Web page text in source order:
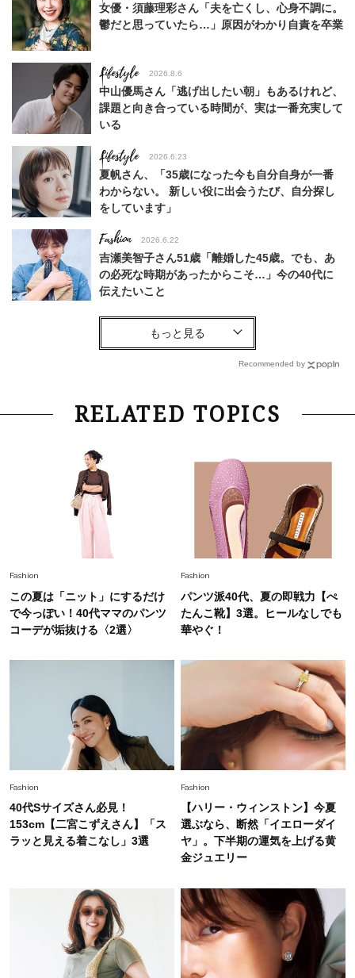
女優・須藤理彩さん「夫を亡くし、心身不調に。
鬱だと思っていたら…」原因がわかり自責を卒業
Lifestyle 2026.8.6
中山優馬さん「逃げ出したい朝」もあるけれど、
課題と向き合っている時間が、実は一番充実して
いる
Lifestyle 2026.6.23
夏帆さん、「35歳になった今も自分自身が一番
わからない。 新しい役に出会うたび、自分探し
をしています」
Fashion 2026.6.22
吉瀬美智子さん51歳「離婚した45歳。でも、あ
の必死な時期があったからこそ…」今の40代に
伝えたいこと
Fashion
【40代コンサバ派】白Tシャツは「パール×ゴー
Lifestyle 2026.7.29
「お若いですね」は褒め言葉？“若い＝美しい”と
ーレス連載22】
Lifestyle
26年夏の【開運アクション】は”ひと拭き”習
慣！「金運アップ→トイレ、じゃあ底上げ運
中村ゆりさん「40代になり、やっと“仕事以外の
幸福感”に目が向いた」ライフスタイルも、服も
Fashion
白黒でもこんなに華やぐ！40代、夏の「甘めト
Fashion 2026.5.29
40代の夏通勤はこれ１着！「きちんと感」も
「オシャレ」も整うトレンドトップス〈4選〉
Fashion 2026.5.29
今、40代の「メガネ＆サングラス」のトレンド
に更新あり！“黒ぶち以外”が新定番に
Fashion
オシャレ40代の【ワンピ＆オールインワン】最
旬着こなし3選。地味見え回避のコツは「バッグ
選び」！
Recommended by
RELATED TOPICS
Fashion
この夏は「ニット」にするだけ
で今っぽい！40代ママのパンツ
コーデが垢抜ける〈2選〉
Fashion
パンツ派40代、夏の即戦力【ぺ
たんこ靴】3選。ヒールなしでも
華やぐ！
Fashion
40代Sサイズさん必見！
153cm【二宮こずえさん】「ス
ラッと見える着こなし」3選
Fashion
【ハリー・ウィンストン】今夏
選ぶなら、断然「イエローダイ
ヤ」。下半期の運気を上げる黄
金ジュエリー